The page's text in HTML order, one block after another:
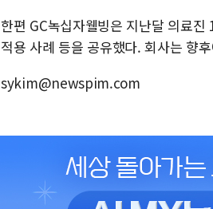
한편 GC녹십자웰빙은 지난달 의료
적용 사례 등을 공유했다. 회사는 향
sykim@newspim.com